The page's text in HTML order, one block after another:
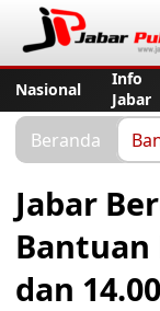
Nasional
Info
Jabar
Beranda
Jabar
Bantuan
dan